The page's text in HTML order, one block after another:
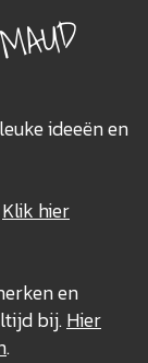
ideeën en
Klik hier
en
bij.Hier
.